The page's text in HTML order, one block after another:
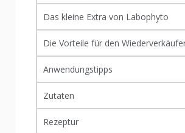
Das kleine Extra von Labophyto
Die Vorteile für den
Anwendungstipps
Zutaten
Rezeptur